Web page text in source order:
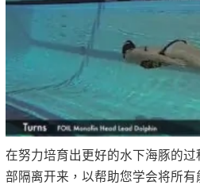
在努力培育出更好的水下海豚的
部隔离开来，以帮助您学会将所